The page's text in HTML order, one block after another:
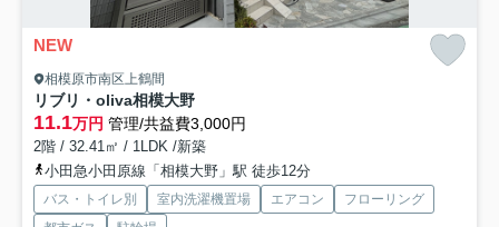
NEW
相模原市南区上鶴間
リブリ・oliva相模大野
11.1万円 管理/共益費3,000円
2階 / 32.41㎡ / 1LDK /新築
小田急小田原線「相模大野」駅 徒歩12分
バス・トイレ別 室内洗濯機置場 エアコン
フローリング